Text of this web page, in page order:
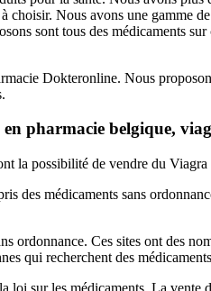
choisir. Nous avons une gamme
sont tous des médicaments
Dokteronline. Nous
pharmacie belgique,
la possibilité de vendre du
des médicaments sans
ordonnance. Ces sites ont des
qui recherchent des